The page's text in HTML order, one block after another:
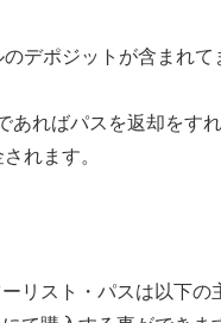
デポジット が含まれて
あればパスを返却をす
れます。
リスト・パスは以下の